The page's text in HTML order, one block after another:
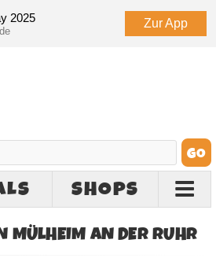
2025 Zur App
SHOPS
MÜLHEIM AN DER RUHR